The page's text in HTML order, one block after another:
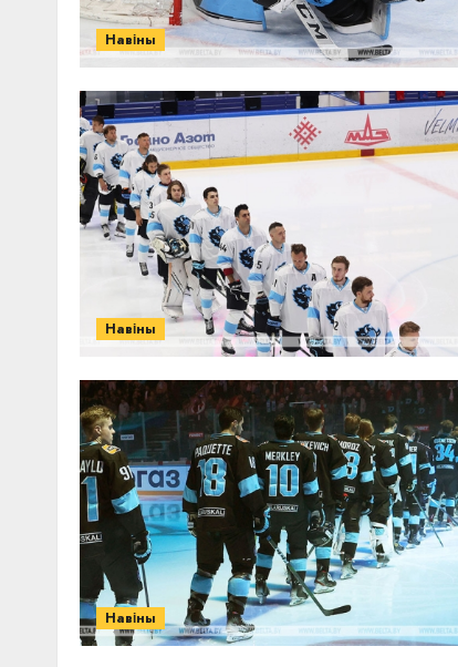
Навіны
Навіны
Навіны